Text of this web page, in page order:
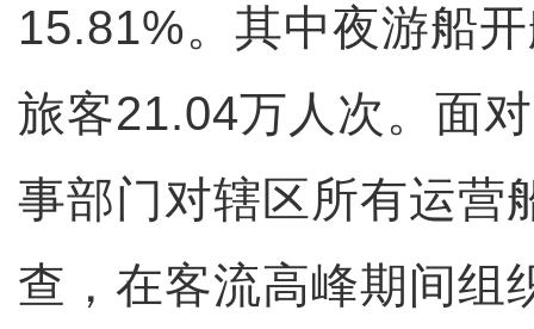
15.81%。其中夜游船
旅客21.04万人次。面
事部门对辖区所有运营
查，在客流高峰期间组